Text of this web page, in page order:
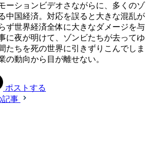
ーションビデオさながらに、多くのゾ
中国経済。対応を誤ると大きな混乱が
ず世界経済全体に大きなダメージを与
に夜が明けて、ゾンビたちが去ってゆ
たちを死の世界に引きずりこんでしま
動向から目が離せない。
ポストする
記事